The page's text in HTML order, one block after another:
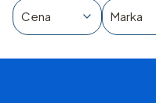
Cena Marka